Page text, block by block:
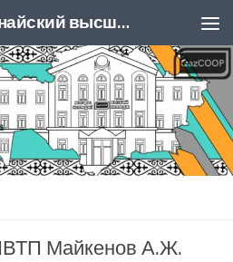
Учреждение "Костанайский высший колледж Казпотребсоюза"
Майкенов А.Ж.